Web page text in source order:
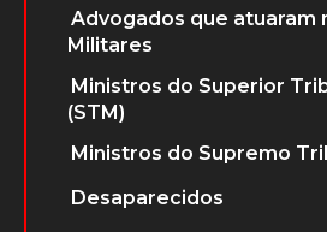
Advogados que atuaram
Militares
Ministros do Superior
(STM)
Ministros do Supremo
Desaparecidos